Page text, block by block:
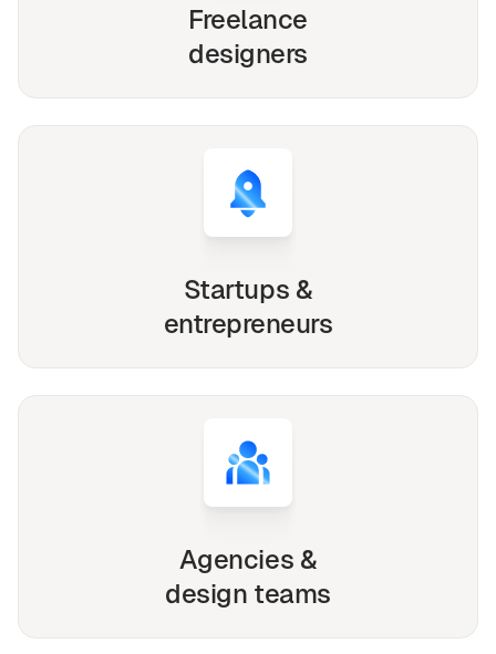
Freelance
designers
Startups &
entrepreneurs
Agencies &
design teams